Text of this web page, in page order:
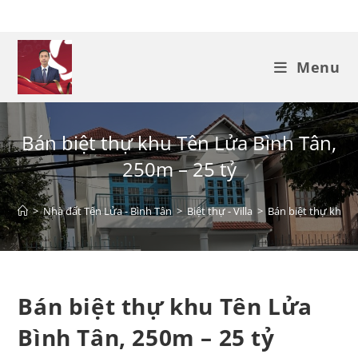
Menu
Bán biệt thự khu Tên Lửa Bình Tân,
250m – 25 tỷ
> Nhà đất Tên Lửa - Bình Tân > Biệt thự - Villa > Bán biệt thự khu
Bán biệt thự khu Tên Lửa
Bình Tân, 250m – 25 tỷ